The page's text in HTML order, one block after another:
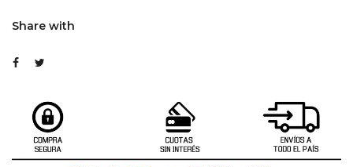
Share with